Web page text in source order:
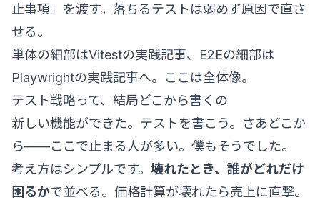
止事項」を渡す。落ちるテストは弱めず原因で直さ
せる。
単体の細部はVitestの実践記事、E2Eの細部は
Playwrightの実践記事へ。ここは全体像。
テスト戦略って、結局どこから書くの
新しい機能ができた。テストを書こう。さあどこか
ら——ここで止まる人が多い。僕もそうでした。
考え方はシンプルです。 壊れたとき、誰がどれだけ
困るかで並べる。価格計算が壊れたら売上に直撃。